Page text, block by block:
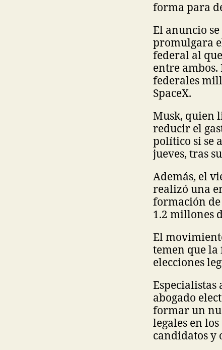
forma para
El anuncio
promulgara
federal al
entre
federales
SpaceX.
Musk, quien
reducir el
político si se
jueves, tras
Además, el
realizó una
formación
1.2 millones
El
temen que la
elecciones
abogado
formar un
legales en
candidatos y